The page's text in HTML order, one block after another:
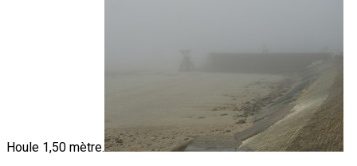
Houle 1,50 mètre.